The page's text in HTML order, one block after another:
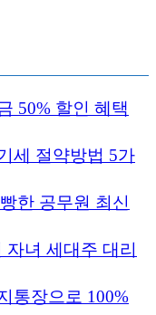
50% 할인 혜택
세 절약방법 5가
한 공무원 최신
자녀 세대주 대리
통장으로 100%